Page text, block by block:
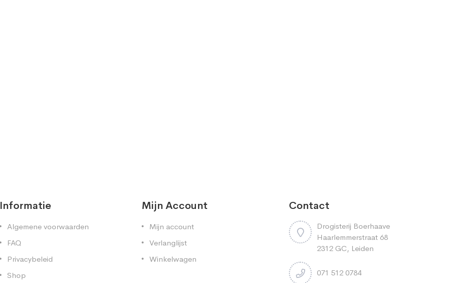
Informatie
Algemene voorwaarden
FAQ
Privacybeleid
Shop
Mijn Account
Mijn account
Verlanglijst
Winkelwagen
Contact
Drogisterij Boerhaave
Haarlemmerstraat 68
2312 GC, Leiden
071 512 0784